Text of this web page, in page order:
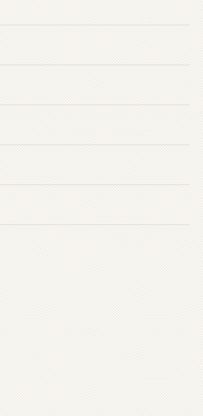
ニャック＆シェリーフィニッ
モスカテルウッドフィニッシュ